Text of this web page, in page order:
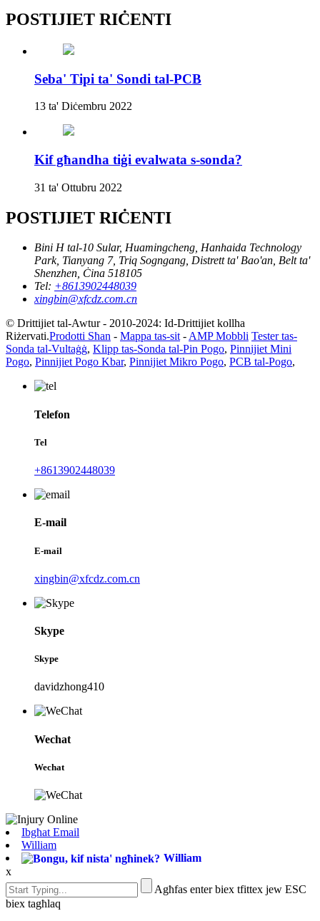
POSTIJIET RIĊENTI
Seba' Tipi ta' Sondi tal-PCB
13 ta' Diċembru 2022
Kif għandha tiġi evalwata s-sonda?
31 ta' Ottubru 2022
POSTIJIET RIĊENTI
Bini H tal-10 Sular, Huamingcheng, Hanhaida Technology
Park, Tianyang 7, Triq Sogngang, Distrett ta' Bao'an, Belt ta'
Shenzhen, Ċina 518105
Tel: +8613902448039
xingbin@xfcdz.com.cn
© Drittijiet tal-Awtur - 2010-2024: Id-Drittijiet kollha
Riżervati.Prodotti Sħan - Mappa tas-sit-AMP Mobbli Tester tas-
Sonda tal-Vultaġġ, Klipp tas-Sonda tal-Pin Pogo, Pinnijiet Mini
Pogo, Pinnijiet Pogo Kbar, Pinnijiet Mikro Pogo, PCB tal-Pogo,
Telefon
Tel
+8613902448039
E-mail
E-mail
xingbin@xfcdz.com.cn
Skype
Skype
davidzhong410
Wechat
Wechat
Ibgħat Email
William
William
x
Agħfas enter biex tfittex jew ESC
biex tagħlaq